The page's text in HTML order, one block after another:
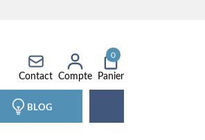
Contact Compte Panier
0
BLOG